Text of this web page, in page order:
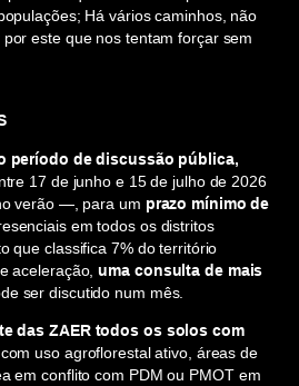
Há vários caminhos, não
este que nos tentam forçar sem
período de discussão pública,
17 de junho e 15 de julho de 2026
verão —, para um prazo mínimo de
em todos os distritos
que classifica 7% do território
aceleração,uma consulta de mais
ser discutido num mês.
das ZAER todos os solos com
uso agroflorestal ativo, áreas de
em conflito com PDM ou PMOT em